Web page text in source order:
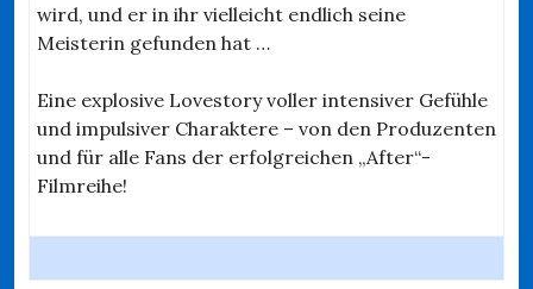
wird, und er in ihr vielleicht endlich seine
Meisterin gefunden hat …
Eine explosive Lovestory voller intensiver Gefühle
und impulsiver Charaktere – von den Produzenten
und für alle Fans der erfolgreichen „After“-
Filmreihe!